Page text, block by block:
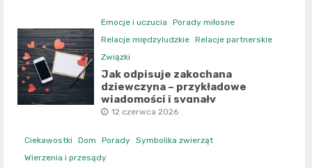
Emocje i uczucia
Porady miłosne
Relacje międzyludzkie Relacje partnerskie
Związki
Jak odpisuje zakochana
dziewczyna – przykładowe
wiadomości i sygnały
12 czerwca 2026
Ciekawostki Dom Porady Symbolika zwierząt
Wierzenia i przesądy